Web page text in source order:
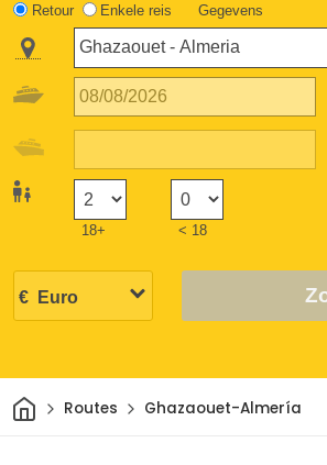
Retour Enkele reis
Gegevens
18+ < 18
ThuisRoutes Ghazaouet-Almería